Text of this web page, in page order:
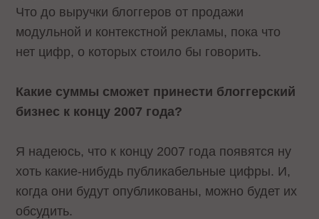
Что до выручки блоггеров от продажи
модульной и контекстной рекламы, пока что
нет цифр, о которых стоило бы говорить.
Какие суммы сможет принести блоггерский
бизнес к концу 2007 года?
Я надеюсь, что к концу 2007 года появятся ну
хоть какие-нибудь публикабельные цифры. И,
когда они будут опубликованы, можно будет их
обсудить.